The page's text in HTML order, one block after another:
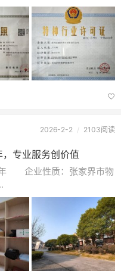
2026-2-2 / 2103阅读
专业服务创价值
企业性质：张家界市物